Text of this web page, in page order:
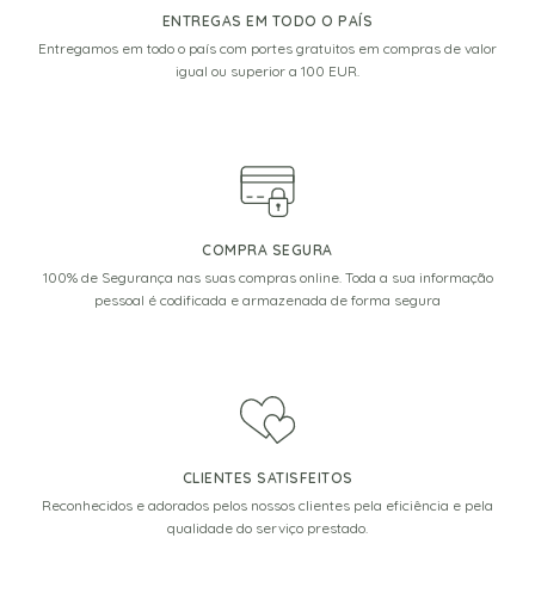
ENTREGAS EM TODO O PAÍS
Entregamos em todo o país com portes gratuitos em compras de valor
igual ou superior a 100 EUR.
COMPRA SEGURA
100% de Segurança nas suas compras online. Toda a sua informação
pessoal é codificada e armazenada de forma segura
CLIENTES SATISFEITOS
Reconhecidos e adorados pelos nossos clientes pela eficiência e pela
qualidade do serviço prestado.